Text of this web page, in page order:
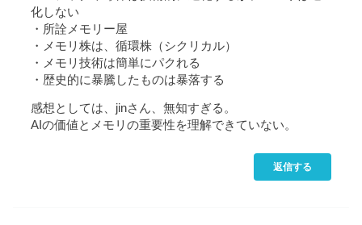
化しない
・所詮メモリー屋
・メモリ株は、循環株（シクリカル）
・メモリ技術は簡単にパクれる
・歴史的に暴騰したものは暴落する
感想としては、jinさん、無知すぎる。
AIの価値とメモリの重要性を理解できていない。
返信する